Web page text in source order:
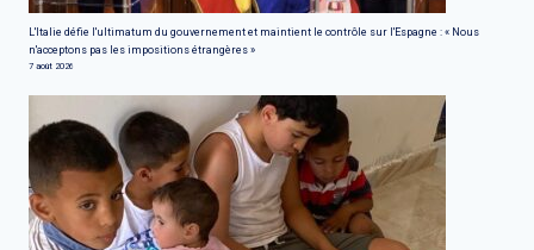
L'Italie défie l'ultimatum du gouvernement et maintient le contrôle sur l'Espagne : « Nous
n'acceptons pas les impositions étrangères »
7 août 2026